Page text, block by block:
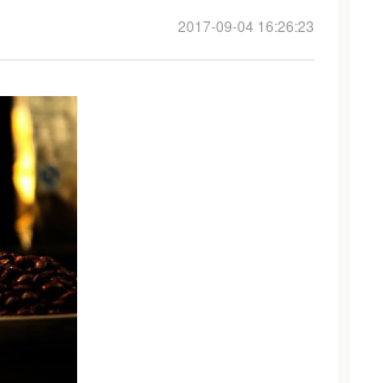
2017-09-04 16:26:23